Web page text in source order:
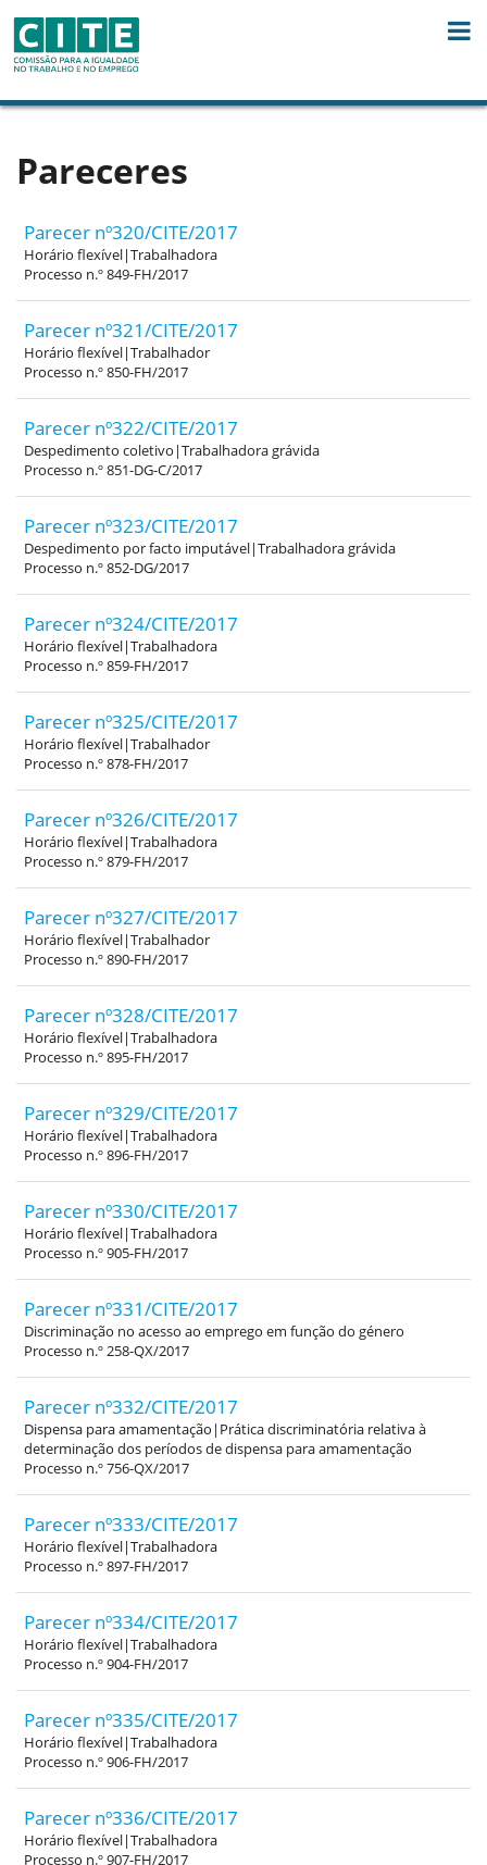
Pareceres
Parecer nº320/CITE/2017
Horário flexível|Trabalhadora
Processo n.º 849-FH/2017
Parecer nº321/CITE/2017
Horário flexível|Trabalhador
Processo n.º 850-FH/2017
Parecer nº322/CITE/2017
Despedimento coletivo|Trabalhadora grávida
Processo n.º 851-DG-C/2017
Parecer nº323/CITE/2017
Despedimento por facto imputável|Trabalhadora grávida
Processo n.º 852-DG/2017
Parecer nº324/CITE/2017
Horário flexível|Trabalhadora
Processo n.º 859-FH/2017
Parecer nº325/CITE/2017
Horário flexível|Trabalhador
Processo n.º 878-FH/2017
Parecer nº326/CITE/2017
Horário flexível|Trabalhadora
Processo n.º 879-FH/2017
Parecer nº327/CITE/2017
Horário flexível|Trabalhador
Processo n.º 890-FH/2017
Parecer nº328/CITE/2017
Horário flexível|Trabalhadora
Processo n.º 895-FH/2017
Parecer nº329/CITE/2017
Horário flexível|Trabalhadora
Processo n.º 896-FH/2017
Parecer nº330/CITE/2017
Horário flexível|Trabalhadora
Processo n.º 905-FH/2017
Parecer nº331/CITE/2017
Discriminação no acesso ao emprego em função do género
Processo n.º 258-QX/2017
Parecer nº332/CITE/2017
Dispensa para amamentação|Prática discriminatória relativa à
determinação dos períodos de dispensa para amamentação
Processo n.º 756-QX/2017
Parecer nº333/CITE/2017
Horário flexível|Trabalhadora
Processo n.º 897-FH/2017
Parecer nº334/CITE/2017
Horário flexível|Trabalhadora
Processo n.º 904-FH/2017
Parecer nº335/CITE/2017
Horário flexível|Trabalhadora
Processo n.º 906-FH/2017
Parecer nº336/CITE/2017
Horário flexível|Trabalhadora
Processo n.º 907-FH/2017